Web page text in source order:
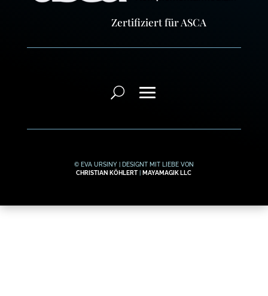
Zertifiziert für ASCA
© EVA URSINY | DESIGNT MIT LIEBE VON
CHRISTIAN KÖHLERT
MAYAMAGIK LLC